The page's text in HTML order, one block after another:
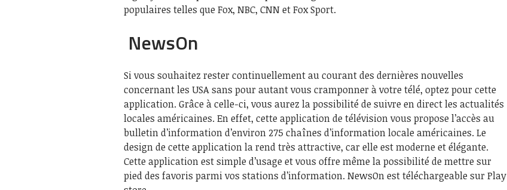
populaires telles que Fox, NBC, CNN et Fox Sport.
NewsOn
Si vous souhaitez rester continuellement au courant des dernières nouvelles
concernant les USA sans pour autant vous cramponner à votre télé, optez pour cette
application. Grâce à celle-ci, vous aurez la possibilité de suivre en direct les actualités
locales américaines. En effet, cette application de télévision vous propose l’accès au
bulletin d’information d’environ 275 chaînes d’information locale américaines. Le
design de cette application la rend très attractive, car elle est moderne et élégante.
Cette application est simple d’usage et vous offre même la possibilité de mettre sur
pied des favoris parmi vos stations d’information. NewsOn est téléchargeable sur Play